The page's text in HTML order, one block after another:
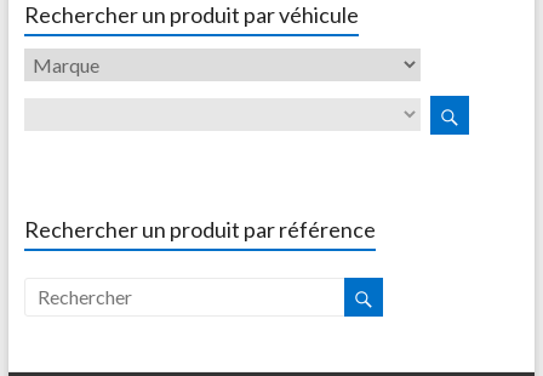
Rechercher un produit par véhicule
Rechercher un produit par référence